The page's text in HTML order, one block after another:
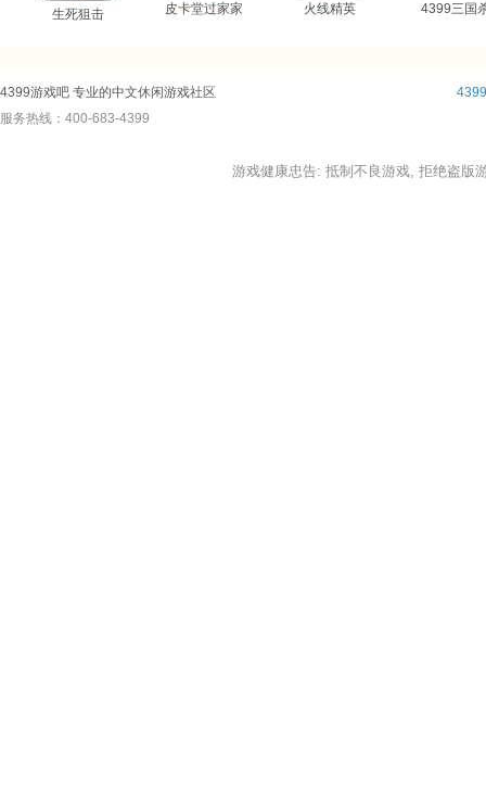
生死狙击 皮卡堂过家家 火线精英 4399三国
4399游戏吧 专业的中文休闲游戏社区
服务热线：400-683-4399
游戏健康忠告: 抵制不良游戏, 拒绝盗版